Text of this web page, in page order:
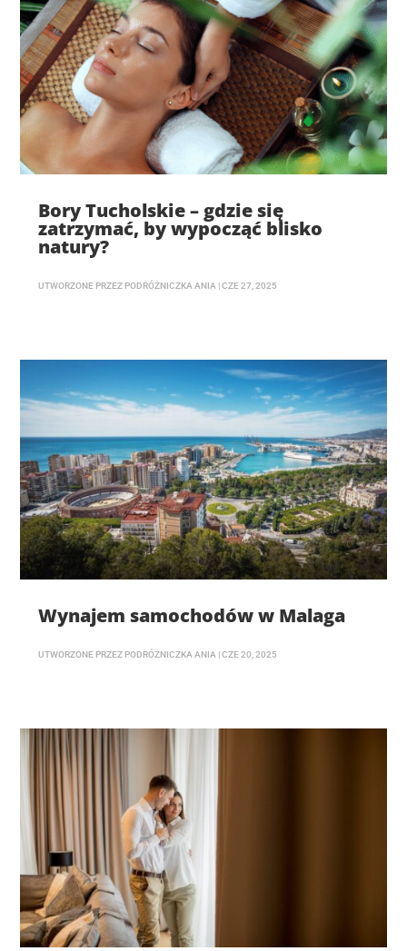
Bory Tucholskie – gdzie się
zatrzymać, by wypocząć blisko
natury?
UTWORZONE PRZEZ PODRÓŻNICZKA ANIA |CZE 27, 2025
Wynajem samochodów w Malaga
UTWORZONE PRZEZ PODRÓŻNICZKA ANIA |CZE 20, 2025